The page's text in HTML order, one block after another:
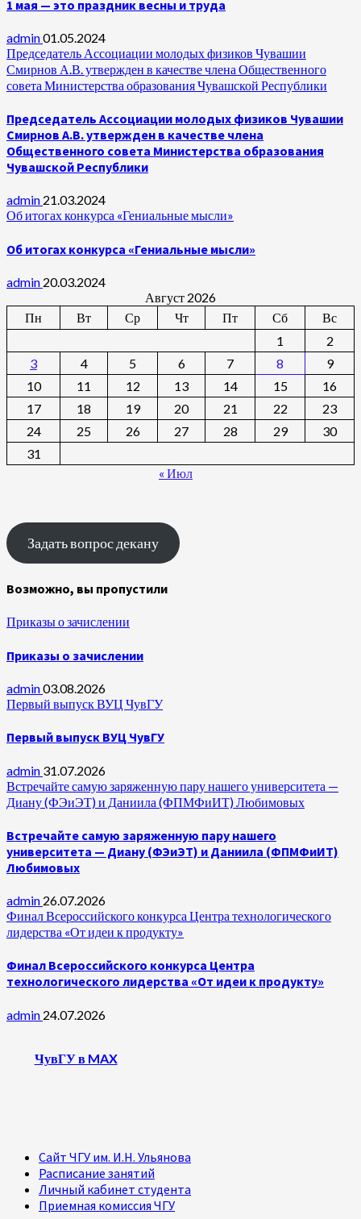
1 мая — это праздник весны и труда
admin01.05.2024
Председатель Ассоциации молодых физиков Чувашии
Смирнов А.В. утвержден в качестве члена Общественного
совета Министерства образования Чувашской Республики
Председатель Ассоциации молодых физиков Чувашии
Смирнов А.В. утвержден в качестве члена
Общественного совета Министерства образования
Чувашской Республики
admin 21.03.2024
Об итогах конкурса «Гениальные мысли»
Об итогах конкурса «Гениальные мысли»
admin 20.03.2024
Август 2026
Пн
Вт Ср Чт Пт Сб
Вс
1
2
3
4 5 6 7 8
9
10
11 12 13 14 15
16
17
18 19 20 21 22
23
24
25 26 27 28 29
30
31
« Июл
Задать вопрос декану
Возможно, вы пропустили
Приказы о зачислении
Приказы о зачислении
admin03.08.2026
Первый выпуск ВУЦ ЧувГУ
Первый выпуск ВУЦ ЧувГУ
admin 31.07.2026
Встречайте самую заряженную пару нашего университета —
Диану (ФЭиЭТ) и Даниила (ФПМФиИТ) Любимовых
Встречайте самую заряженную пару нашего
университета — Диану (ФЭиЭТ) и Даниила (ФПМФиИТ)
Любимовых
admin 26.07.2026
Финал Всероссийского конкурса Центра технологического
лидерства «От идеи к продукту»
Финал Всероссийского конкурса Центра
технологического лидерства «От идеи к продукту»
admin 24.07.2026
ЧувГУ в MAX
Сайт ЧГУ им. И.Н. Ульянова
Расписание занятий
Личный кабинет студента
Приемная комиссия ЧГУ